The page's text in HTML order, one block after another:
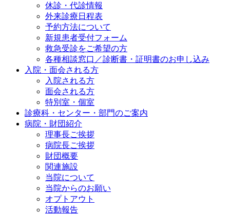
休診・代診情報
外来診療日程表
予約方法について
新規患者受付フォーム
救急受診をご希望の方
各種相談窓口／診断書・証明書のお申し込み
入院・面会される方
入院される方
面会される方
特別室・個室
診療科・センター・部門のご案内
病院・財団紹介
理事長ご挨拶
病院長ご挨拶
財団概要
関連施設
当院について
当院からのお願い
オプトアウト
活動報告